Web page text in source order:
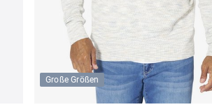
Große Größen